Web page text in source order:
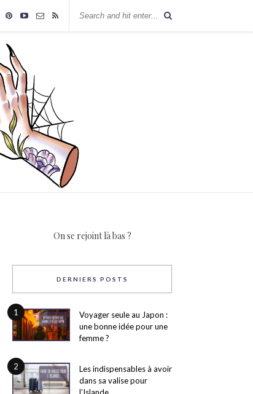
On se rejoint là bas ?
DERNIERS POSTS
1
Voyager seule au Japon :
une bonne idée pour une
femme ?
2
Les indispensables à avoir
dans sa valise pour